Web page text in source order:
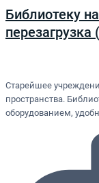
Библиотеку
перезагрузка
Старейшее
пространства.
оборудованием,